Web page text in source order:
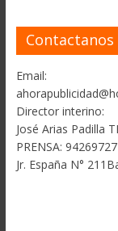
Contactanos
Email:
Director interino:
José Arias Padilla
PRENSA:
Jr. España N°